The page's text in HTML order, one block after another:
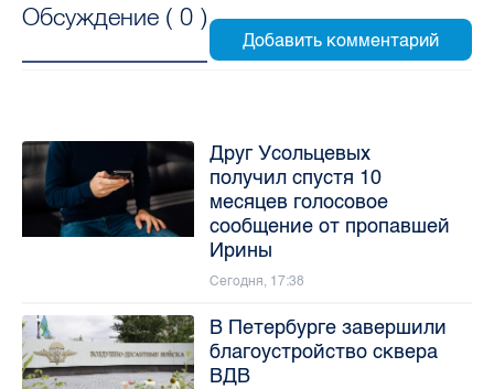
Обсуждение ( 0 )
Друг Усольцевых
получил спустя 10
месяцев голосовое
сообщение от пропавшей
Ирины
Сегодня, 17:38
В Петербурге завершили
благоустройство сквера
ВДВ